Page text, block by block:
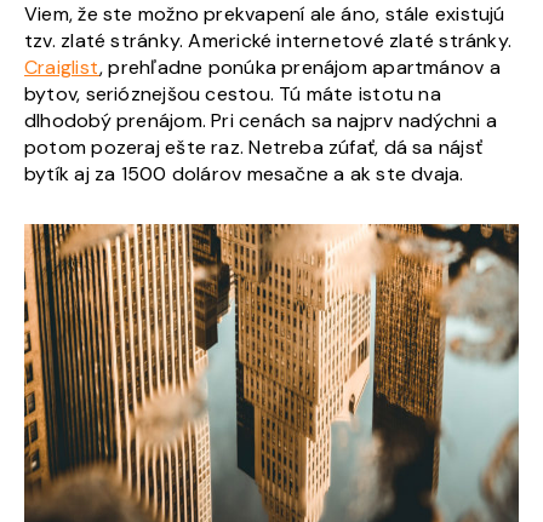
Viem, že ste možno prekvapení ale áno, stále existujú
tzv. zlaté stránky. Americké internetové zlaté stránky.
Craiglist, prehľadne ponúka prenájom apartmánov a
bytov, serióznejšou cestou. Tú máte istotu na
dlhodobý prenájom. Pri cenách sa najprv nadýchni a
potom pozeraj ešte raz. Netreba zúfať, dá sa nájsť
bytík aj za 1500 dolárov mesačne a ak ste dvaja.